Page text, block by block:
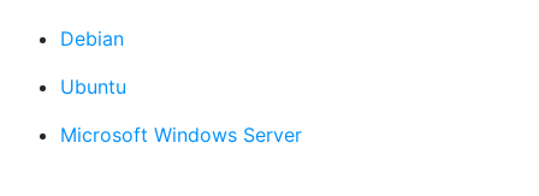
Debian
Ubuntu
Microsoft Windows Server